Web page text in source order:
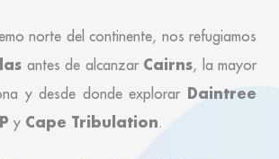
norte del continente, nos refugiamos
antes de alcanzar Cairns, la mayor
y desde donde explorar Daintree
y Cape Tribulation.